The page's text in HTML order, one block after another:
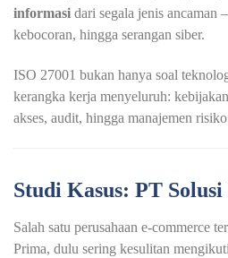
informasi dari segala jenis ancaman
kebocoran, hingga serangan siber.
ISO 27001 bukan hanya soal
kerangka kerja menyeluruh:
akses, audit, hingga manajemen
Studi Kasus: PT
Salah satu perusahaan e-commerce
Prima, dulu sering kesulitan